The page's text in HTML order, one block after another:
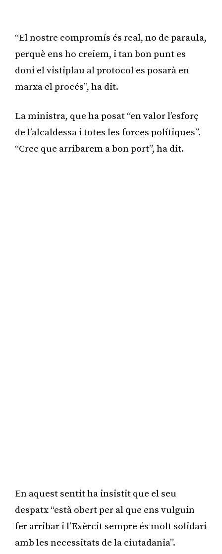
“El nostre compromís és real, no de paraula,
perquè ens ho creiem, i tan bon punt es
doni el vistiplau al protocol es posarà en
marxa el procés”, ha dit.
La ministra, que ha posat “en valor l’esforç
de l’alcaldessa i totes les forces polítiques”.
“Crec que arribarem a bon port”, ha dit.
En aquest sentit ha insistit que el seu
despatx “està obert per al que ens vulguin
fer arribar i l’Exèrcit sempre és molt solidari
amb les necessitats de la ciutadania”.